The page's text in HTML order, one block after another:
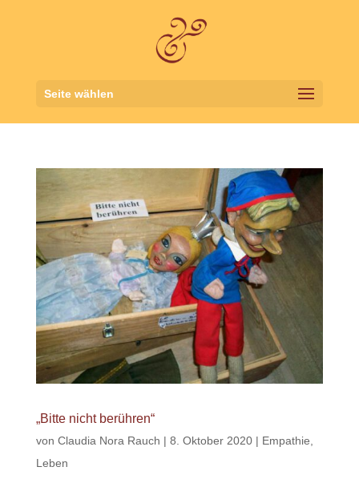
Seite wählen
„Bitte nicht berühren“
von Claudia Nora Rauch | 8. Oktober 2020| Empathie
Leben